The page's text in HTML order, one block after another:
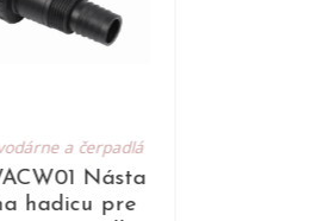
a čerpadlá
Násta
hadicu pre